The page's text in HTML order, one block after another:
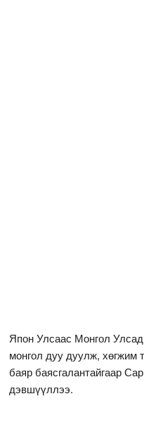
Япон Улсаас Монгол
монгол дуу дуулж, хөгжим
баяр баясгалантайгаар
дэвшүүллээ.